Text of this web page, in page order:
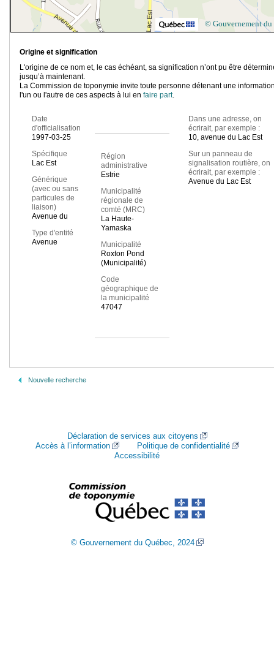
© Gouvernement du
Origine et signification
L'origine de ce nom et, le cas échéant, sa signification n’ont pu être
jusqu’à maintenant.
La Commission de toponymie invite toute personne détenant une
l'un ou l'autre de ces aspects à lui en faire part.
Date
d'officialisation
1997-03-25
Spécifique
Lac Est
Générique
(avec ou sans
particules de
liaison)
Avenue du
Type d'entité
Avenue
Région
administrative
Estrie
Municipalité
régionale de
comté (MRC)
La Haute-
Yamaska
Municipalité
Roxton Pond
(Municipalité)
Code
géographique de
la municipalité
47047
Dans une adresse, on
écrirait, par exemple :
10, avenue du Lac Est
Sur un panneau de
signalisation routière, on
écrirait, par exemple :
Avenue du Lac Est
Nouvelle recherche
Déclaration de services aux citoyens
Accès à l’information
Politique de confidentialité
Accessibilité
© Gouvernement du Québec, 2024